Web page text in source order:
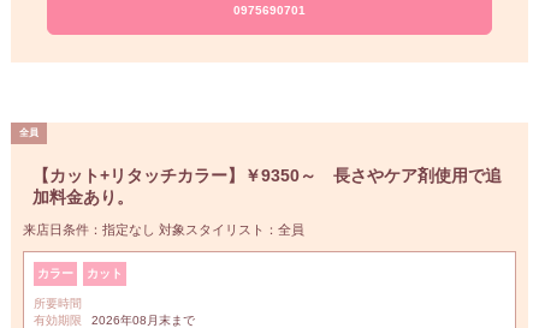
0975690701
【カット+リタッチカラー】￥9350～ 長さやケア剤使用で追
加料金あり。
来店日条件：指定なし 対象スタイリスト：全員
カラー カット
所要時間
有効期限
2026年08月末まで